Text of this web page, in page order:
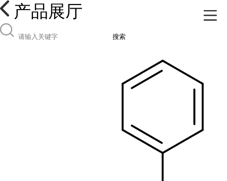
产品展厅
搜索